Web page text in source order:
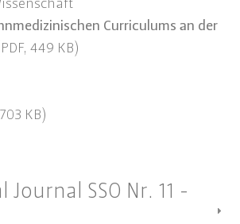
Curriculums an der
449 KB)
KB)
Journal SSO Nr. 11 -